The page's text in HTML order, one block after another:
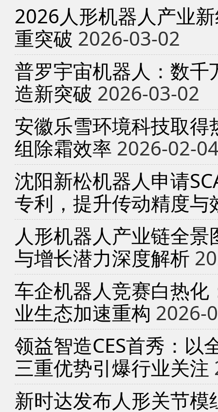
2026人形机器人产业
重突破 2026-03-02
普罗宇宙机器人：数
造新突破 2026-03-02
安徽乐雪环境科技取
组除霜效率 2026-02-
沈阳新松机器人申请
专利，提升传动精度与
人形机器人产业链全
与增长潜力深度解析
车企机器人竞赛白热
业生态加速重构 2026-
领益智造CES首秀：以
三重优势引爆行业关注
新时达发布人形关节